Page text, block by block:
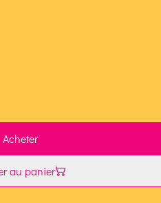
Acheter
au panier